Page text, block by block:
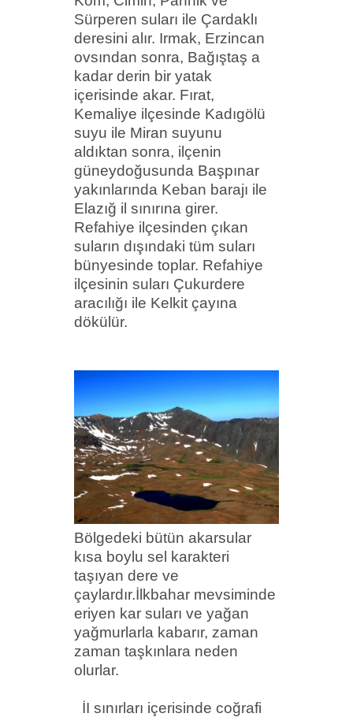
Sürperen suları ile Çardaklı
deresini alır. Irmak, Erzincan
ovsından sonra, Bağıştaş a
kadar derin bir yatak
içerisinde akar. Fırat,
Kemaliye ilçesinde Kadıgölü
suyu ile Miran suyunu
aldıktan sonra, ilçenin
güneydoğusunda Başpınar
yakınlarında Keban barajı ile
Elazığ il sınırına girer.
Refahiye ilçesinden çıkan
suların dışındaki tüm suları
bünyesinde toplar. Refahiye
ilçesinin suları Çukurdere
aracılığı ile Kelkit çayına
dökülür.
Bölgedeki bütün akarsular
kısa boylu sel karakteri
taşıyan dere ve
çaylardır.İlkbahar mevsiminde
eriyen kar suları ve yağan
yağmurlarla kabarır, zaman
zaman taşkınlara neden
olurlar.
İI sınırları içerisinde coğrafi